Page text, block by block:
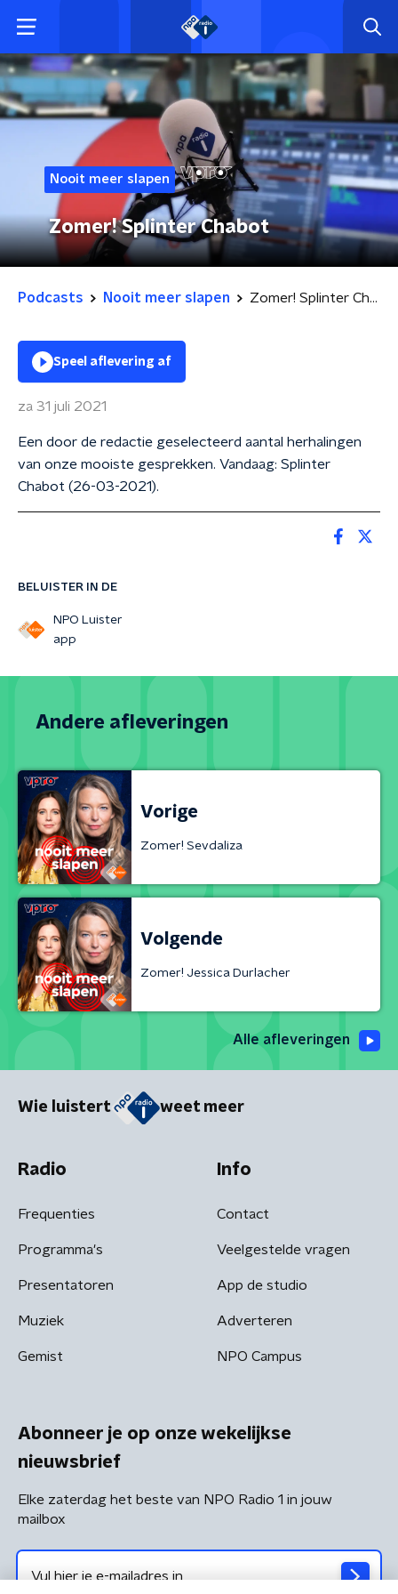
Nooit meer slapen
Zomer! Splinter Chabot
Podcasts Nooit meer slapen Zomer! Splinter Chabot
BELUISTER IN DE
NPO Luister
app
Speel aflevering af
za 31 juli 2021
Een door de redactie geselecteerd aantal herhalingen
van onze mooiste gesprekken. Vandaag: Splinter
Chabot (26-03-2021).
Andere afleveringen
Vorige
Zomer! Sevdaliza
Volgende
Zomer! Jessica Durlacher
Alle afleveringen
Wie luistert weet meer
Radio
Frequenties
Programma's
Presentatoren
Muziek
Gemist
Info
Contact
Veelgestelde vragen
App de studio
Adverteren
NPO Campus
Abonneer je op onze wekelijkse
nieuwsbrief
Elke zaterdag het beste van NPO Radio 1 in jouw
mailbox